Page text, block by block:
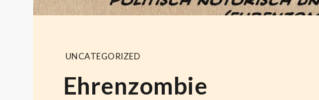
UNCATEGORIZED
Ehrenzombie